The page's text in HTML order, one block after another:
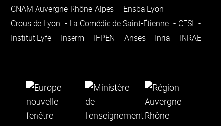
CNAM Auvergne-Rhône-Alpes
Ensba Lyon
Crous de Lyon
La Comédie de Saint-Étienne
CESI
Institut Lyfe
Inserm IFPEN Anses Inria INRAE